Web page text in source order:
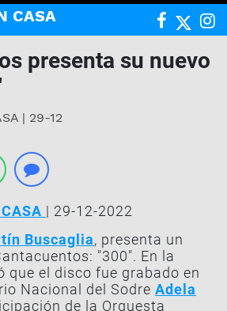
CASA
presenta su nuevo
| 29-12
| 29-12-2022
Buscaglia, presenta un
"300". En la
que el disco fue grabado en
Nacional del Sodre Adela
de la Orquesta